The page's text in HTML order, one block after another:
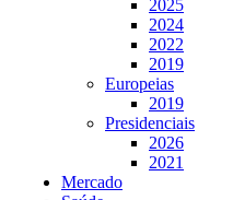
2025
2024
2022
2019
Europeias
2019
Presidenciais
2026
2021
Mercado